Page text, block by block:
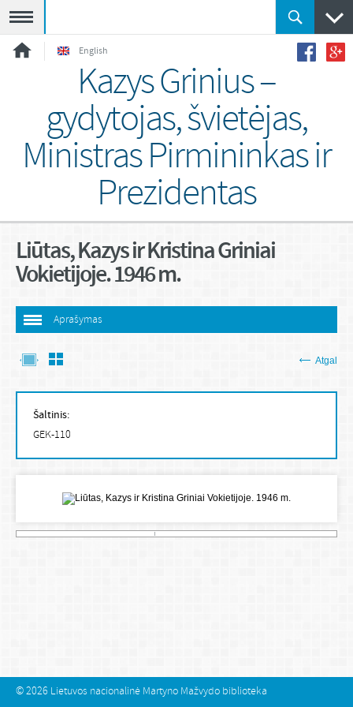
English
Kazys Grinius –
gydytojas, švietėjas,
Ministras Pirmininkas ir
Prezidentas
Liūtas, Kazys ir Kristina Griniai
Vokietijoje. 1946 m.
Aprašymas
Atgal
Šaltinis:
GEK-110
© 2026 Lietuvos nacionalinė Martyno Mažvydo biblioteka